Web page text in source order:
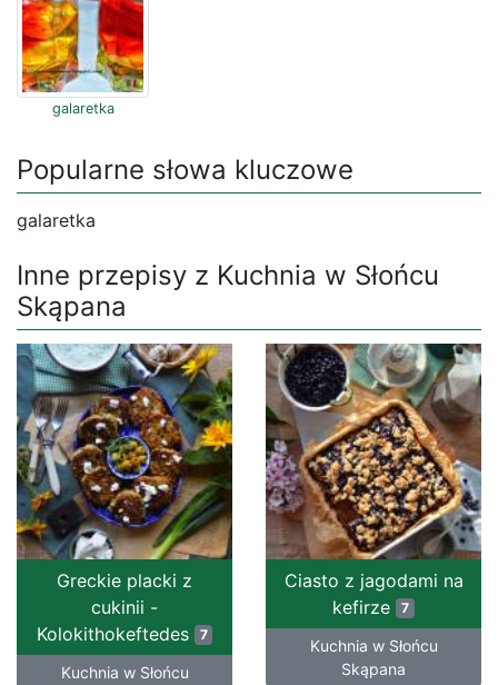
galaretka
Popularne słowa kluczowe
galaretka
Inne przepisy z Kuchnia w Słońcu
Skąpana
Greckie placki z
cukinii -
Kolokithokeftedes
7
Kuchnia w Słońcu
Ciasto z jagodami na
kefirze 7
Kuchnia w Słońcu
Skąpana